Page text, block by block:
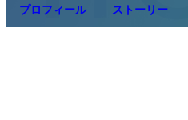
プロフィール ストーリー